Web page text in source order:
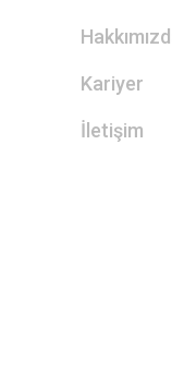
Kariyer
İletişim